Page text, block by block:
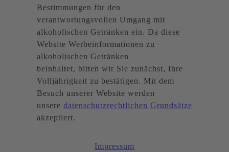
Bestimmungen für den
verantwortungsvollen Umgang mit
alkoholischen Getränken ein. Da diese
Website Werbeinformationen zu
alkoholischen Getränken
beinhaltet, bitten wir Sie zunächst, Ihre
Volljährigkeit zu bestätigen. Mit dem
Besuch unserer Website werden
unsere datenschutzrechtlichen Grundsätze
akzeptiert.
Impressum